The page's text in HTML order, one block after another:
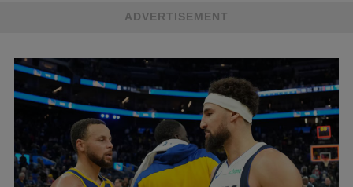
ADVERTISEMENT